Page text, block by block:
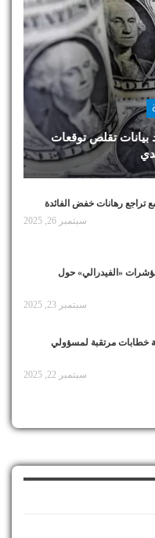
بيانات تقلص توقعات
تراجع رهانات خفض الفائدة
سبتمبر 26, 2025
«الفيدرالي» حول
سبتمبر 23, 2025
خطابات مرتقبة لمسؤولي
سبتمبر 22, 2025